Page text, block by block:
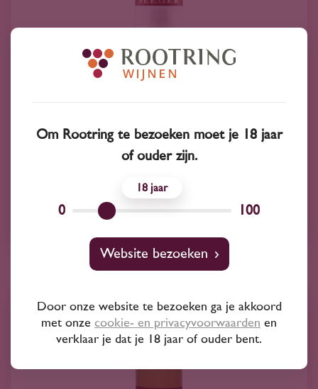
2024 Duitsland
25 85
Weissburgunder
Weingut seeger
Om Rootring te bezoeken moet je 18 jaar
of ouder zijn.
0
18
100
Website bezoeken
Door onze website te bezoeken ga je akkoord
met onze cookie- en privacyvoorwaarden en
verklaar je dat je 18 jaar of ouder bent.